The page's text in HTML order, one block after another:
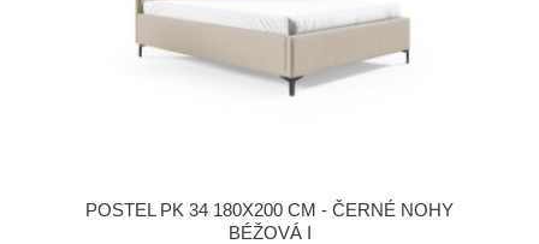
POSTEL PK 34 180X200 CM - ČERNÉ NOHY
BÉŽOVÁ I